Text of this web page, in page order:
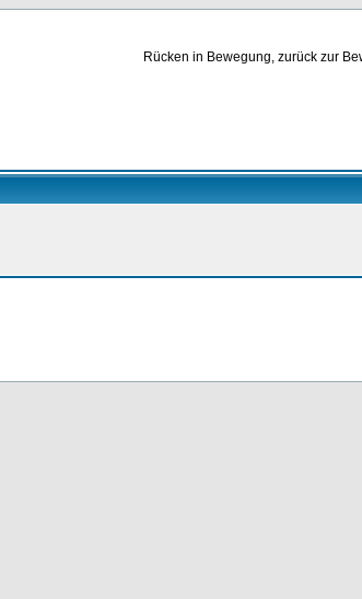
Rücken in Bewegung, zurück zur